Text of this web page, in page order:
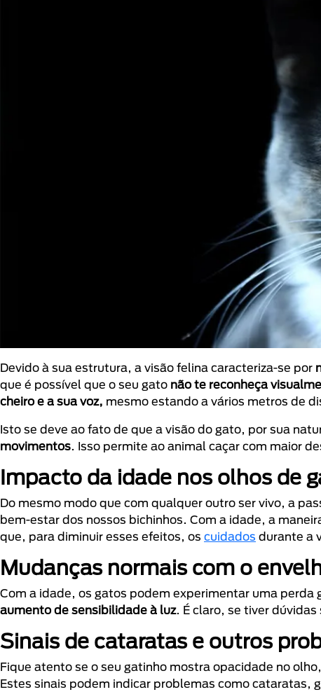
Devido à sua estrutura, a visão felina caracteriza-se por
que é possível que o seu gato não te reconheça
cheiro e a sua voz, mesmo estando a vários metros de
Isto se deve ao fato de que a visão do gato, por sua
movimentos. Isso permite ao animal caçar com maior
Impacto da idade nos olhos de
Do mesmo modo que com qualquer outro ser vivo, a
bem-estar dos nossos bichinhos. Com a idade, a
que, para diminuir esses efeitos, os cuidados durante a
Mudanças normais com o
Com a idade, os gatos podem experimentar uma perda
aumento de sensibilidade à luz. É claro, se tiver
Sinais de cataratas e outros
Fique atento se o seu gatinho mostra opacidade no
Estes sinais podem indicar problemas como cataratas,